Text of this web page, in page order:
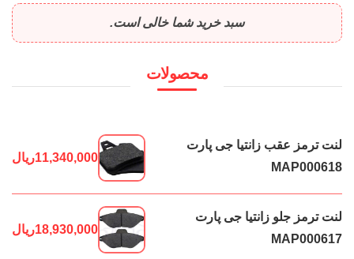
سبد خرید شما خالی است.
محصولات
لنت ترمز عقب زانتیا جی پارت
MAP000618
11,340,000ریال
لنت ترمز جلو زانتیا جی پارت
MAP000617
18,930,000ریال